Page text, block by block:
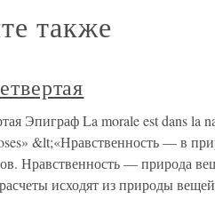
также
Эпиграф La morale est dans la
&lt;«Нравственность — в
Нравственность — природа
исходят из природы